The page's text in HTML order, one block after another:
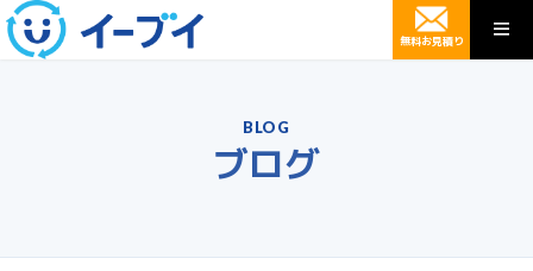
無料お見積り
BLOG
ブログ